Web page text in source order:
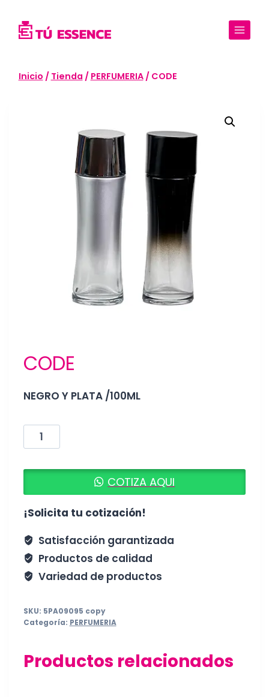
contenido
Inicio / Tienda / PERFUMERIA / CODE
CODE
NEGRO Y PLATA /100ML
CODE
cantidad
COTIZA AQUI
¡Solicita tu cotización!
Satisfacción garantizada
Productos de calidad
Variedad de productos
SKU: 5PA09095 copy
Categoría: PERFUMERIA
Productos relacionados